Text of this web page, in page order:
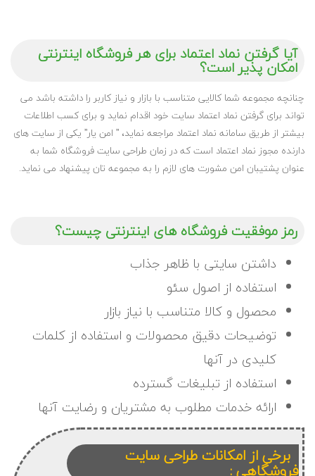
آیا گرفتن نماد اعتماد برای هر فروشگاه اینترنتی
امکان پذیر است؟
چنانچه مجموعه شما کالایی متناسب با بازار و نیاز کاربر را داشته باشد می
تواند برای گرفتن نماد اعتماد سایت خود اقدام نماید و برای کسب اطلاعات
بیشتر از طریق سامانه نماد اعتماد مراجعه نماید، ” امن یار” یکی از سایت های
دارنده مجوز نماد اعتماد است که در زمان طراحی سایت فروشگاه شما به
عنوان پشتیبان امن مشورت های لازم را به مجموعه تان پیشنهاد می نماید.
رمز موفقیت فروشگاه های اینترنتی چیست؟
داشتن سایتی با ظاهر جذاب
استفاده از اصول سئو
محصول و کالا متناسب با نیاز بازار
توضیحات دقیق محصولات و استفاده از کلمات
کلیدی در آنها
استفاده از تبلیغات گسترده
ارائه خدمات مطلوب به مشتریان و رضایت آنها
برخی از امکانات طراحی سایت
فروشگاهی :